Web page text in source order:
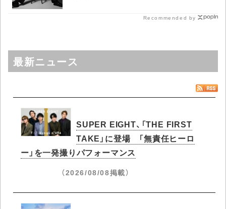
Recommended by
最新ニュース
SUPER EIGHT、「THE FIRST
TAKE」に登場 「無責任ヒーロ
ー」を一発撮りパフォーマンス
（2026/08/08掲載）